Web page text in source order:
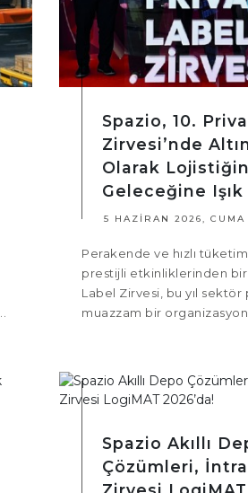
Spazio, 10.
Zirvesi’nde
Olarak Lojistiğin
Geleceğine
5 HAZIRAN 2026, CUMA
Perakende ve hızlı
prestijli etkinliklerinden
Label Zirvesi, bu yıl sektör
muazzam bir
Spazio Akıllı
Çözümleri,